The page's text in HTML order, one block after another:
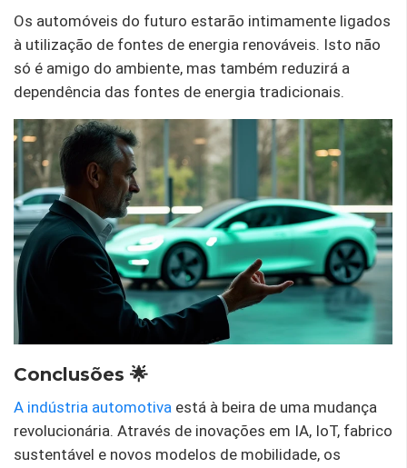
Os automóveis do futuro estarão intimamente ligados
à utilização de fontes de energia renováveis. Isto não
só é amigo do ambiente, mas também reduzirá a
dependência das fontes de energia tradicionais.
Conclusões 🌟
A indústria automotiva está à beira de uma mudança
revolucionária. Através de inovações em IA, IoT, fabrico
sustentável e novos modelos de mobilidade, os